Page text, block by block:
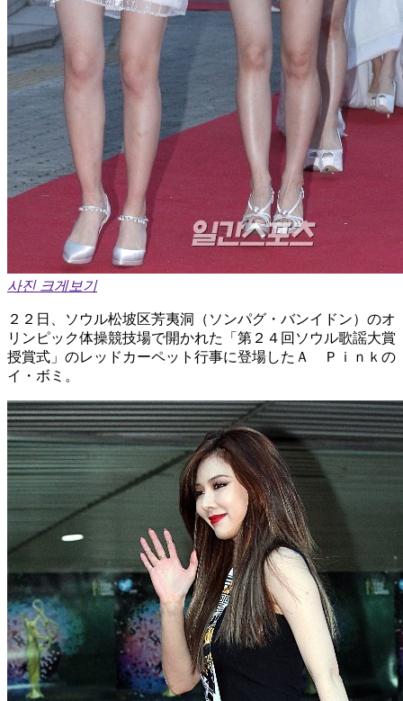
사진 크게보기
２２日、ソウル松坡区芳夷洞（ソンパグ・バンイドン）のオ
リンピック体操競技場で開かれた「第２４回ソウル歌謡大賞
授賞式」のレッドカーペット行事に登場したＡ Ｐｉｎｋの
イ・ボミ。